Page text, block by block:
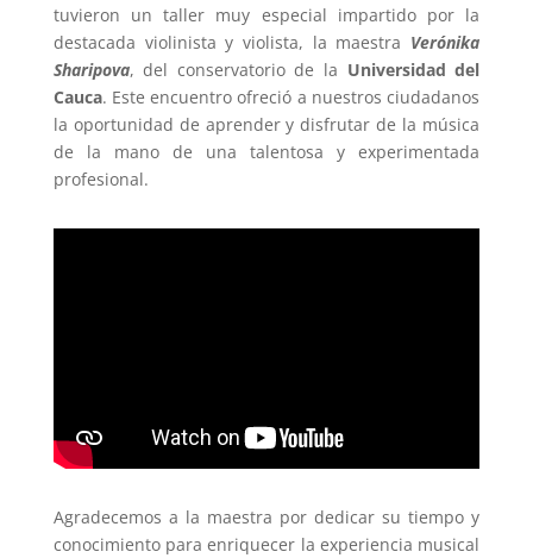
tuvieron un taller muy especial impartido por la
destacada violinista y violista, la maestra Verónika
Sharipova, del conservatorio de la Universidad del
Cauca. Este encuentro ofreció a nuestros ciudadanos
la oportunidad de aprender y disfrutar de la música
de la mano de una talentosa y experimentada
profesional.
Agradecemos a la maestra por dedicar su tiempo y
conocimiento para enriquecer la experiencia musical